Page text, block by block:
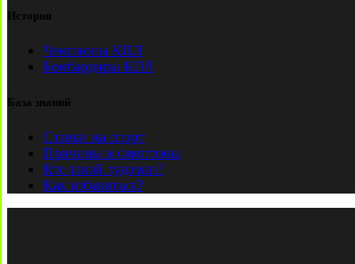
История
Чемпионы КПЛ
Бомбардиры КПЛ
База знаний
Ставки на спорт
Причины и симптомы
Кто такой лудоман?
Как избавиться?